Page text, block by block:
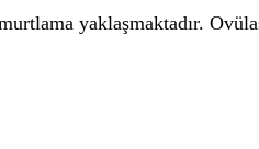
yaklaşmaktadır.